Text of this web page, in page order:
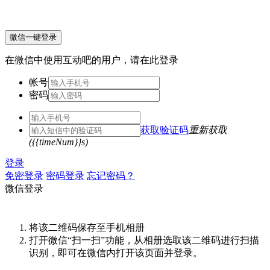
微信一键登录
在微信中使用互动吧的用户，请在此登录
帐号
密码
获取验证码重新获取
({{timeNum}}s)
登录
免密登录 密码登录 忘记密码？
微信登录
将该二维码保存至手机相册
打开微信“扫一扫”功能，从相册选取该二维码进行扫描
识别，即可在微信内打开该页面并登录。